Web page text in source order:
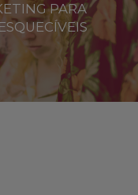
PARA